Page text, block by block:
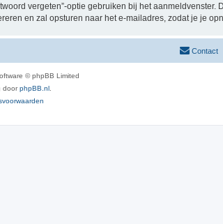
vergeten”-optie gebruiken bij het aanmeldvenster.
en zal opsturen naar het e-mailadres, zodat je je
Contact
© phpBB Limited
doorphpBB.nl